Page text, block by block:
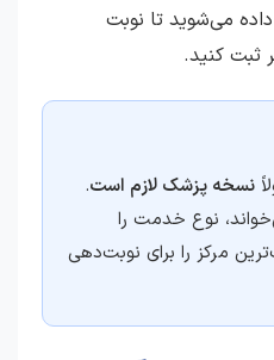
می‌شوید تا نوبت
ثبت کنید.
نسخه پزشک لازم است.
را می‌خواند، نوع خدمت را
مرکز را برای نوبت‌دهی